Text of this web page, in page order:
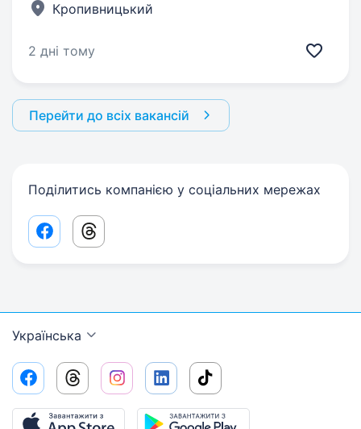
Кропивницький
2 дні тому
Перейти до всіх вакансій
Поділитись компанією у соціальних мережах
Facebook share link
Threads share link
Українська